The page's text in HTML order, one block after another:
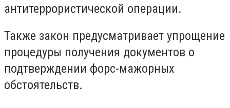
антитеррористической операции.
Также закон предусматривает упрощение
процедуры получения документов о
подтверждении форс-мажорных
обстоятельств.